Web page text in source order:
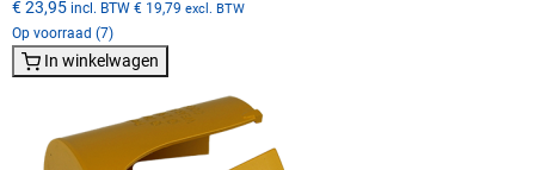
€ 23,95 incl. BTW € 19,79 excl. BTW
Op voorraad (7)
In winkelwagen